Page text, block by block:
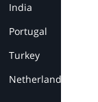
India
Portugal
Turkey
Netherlands